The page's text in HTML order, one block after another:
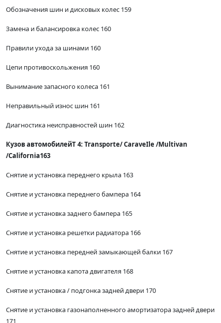
Обозначения шин и дисковых колес 159
Замена и балансировка колес 160
Правили ухода за шинами 160
Цепи противоскольжения 160
Вынимание запасного колеса 161
Неправильный износ шин 161
Диагностика неисправностей шин 162
Кузов автомобилейТ 4: Тгаnsporte/ СаraveIle /Multivan
/California163
Снятие и установка переднего крыла 163
Снятие и установка переднего бампера 164
Снятие и установка заднего бампера 165
Снятие и установка решетки радиатора 166
Снятие и установка передней замыкающей балки 167
Снятие и установка капота двигателя 168
Снятие и установка / подгонка задней двери 170
Снятие и установка газонаполненного амортизатора задней двери
171